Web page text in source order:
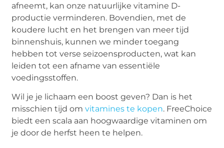
afneemt, kan onze natuurlijke vitamine D-
productie verminderen. Bovendien, met de
koudere lucht en het brengen van meer tijd
binnenshuis, kunnen we minder toegang
hebben tot verse seizoensproducten, wat kan
leiden tot een afname van essentiële
voedingsstoffen.
Wil je je lichaam een boost geven? Dan is het
misschien tijd omvitamines te kopen. FreeChoice
biedt een scala aan hoogwaardige vitaminen om
je door de herfst heen te helpen.